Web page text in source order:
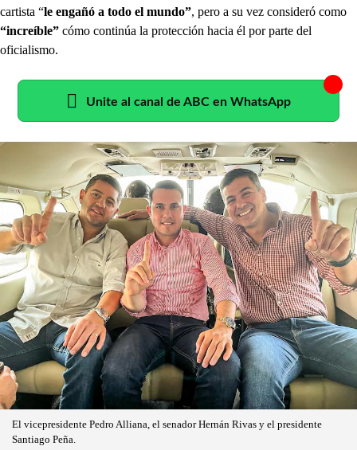
cartista “le engañó a todo el mundo”, pero a su vez consideró como
“increíble” cómo continúa la protección hacia él por parte del
oficialismo.
Unite al canal de ABC en WhatsApp
El vicepresidente Pedro Alliana, el senador Hernán Rivas y el presidente
Santiago Peña.